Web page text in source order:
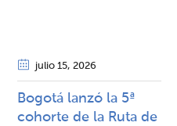
julio 15, 2026
Bogotá lanzó la 5ª
cohorte de la Ruta de